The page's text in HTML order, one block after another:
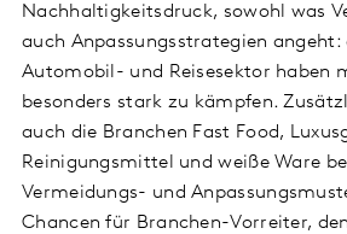
Nachhaltigkeitsdruck, sowohl was
auch Anpassungsstrategien angeht:
Automobil- und Reisesektor haben
besonders stark zu kämpfen.
auch die Branchen Fast Food,
Reinigungsmittel und weiße Ware
Vermeidungs- und
Chancen für Branchen-Vorreiter,